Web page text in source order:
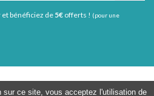
sur ce site, vous acceptez l'utilisation de
bénéficiez de 5€ offerts ! (pour une
belle déco